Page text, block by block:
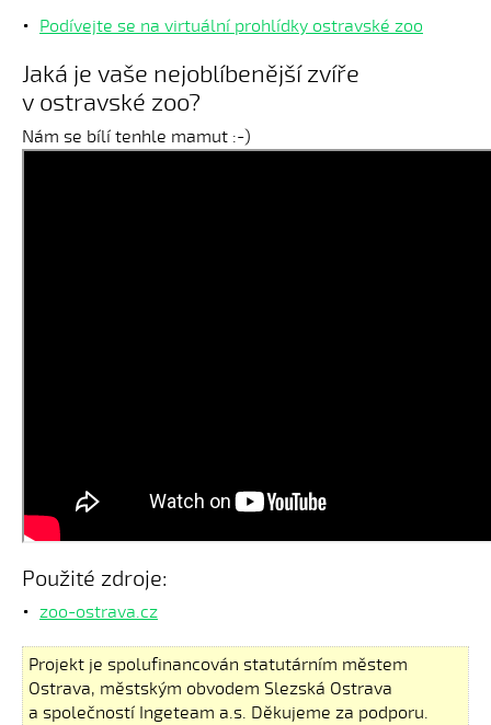
Podívejte se na virtuální prohlídky ostravské zoo
Jaká je vaše nejoblíbenější zvíře
v ostravské zoo?
Nám se bílí tenhle mamut :-)
Použité zdroje:
zoo-ostrava.cz
Projekt je spolufinancován statutárním městem
Ostrava, městským obvodem Slezská Ostrava
a společností Ingeteam a.s. Děkujeme za podporu.